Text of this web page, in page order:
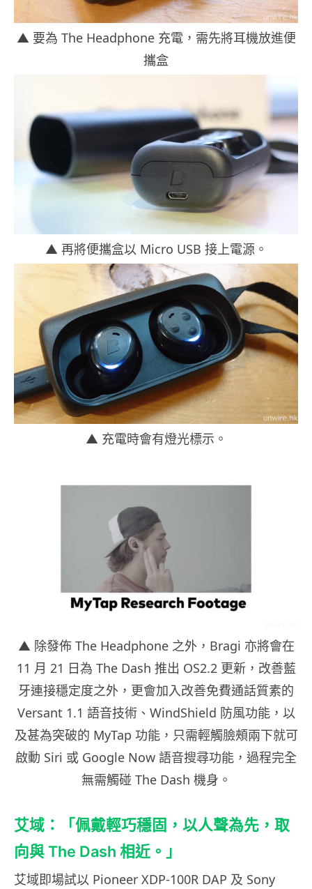
▲ 要為 The Headphone 充電，需先將耳機放進便
攜盒
▲ 再將便攜盒以 Micro USB 接上電源。
▲ 充電時會有燈光標示。
▲ 除發佈 The Headphone 之外，Bragi 亦將會在
11 月 21 日為 The Dash 推出 OS2.2 更新，改善藍
牙連接穩定度之外，更會加入改善免費通話質素的
Versant 1.1 語音技術、WindShield 防風功能，以
及甚為突破的 MyTap 功能，只需輕觸臉頰兩下就可
啟動 Siri 或 Google Now 語音搜尋功能，過程完全
無需觸碰 The Dash 機身。
艾域：「佩戴輕巧穩固，以人聲為先，取
向與 The Dash 相近。」
艾域即場試以 Pioneer XDP-100R DAP 及 Sony